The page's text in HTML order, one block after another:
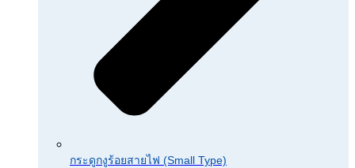
กระดูกงูร้อยสายไฟ (Small Type)